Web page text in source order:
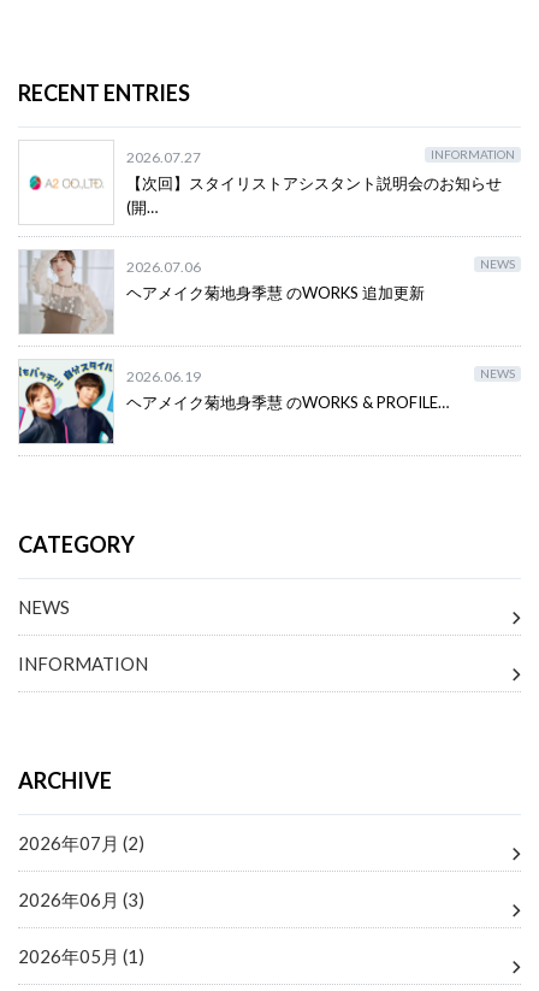
RECENT ENTRIES
2026.07.27 INFORMATION
【次回】スタイリストアシスタント説明会のお知らせ
(開…
2026.07.06 NEWS
ヘアメイク菊地身季慧 のWORKS 追加更新
2026.06.19 NEWS
ヘアメイク菊地身季慧 のWORKS & PROFILE…
CATEGORY
NEWS
INFORMATION
ARCHIVE
2026年07月 (2)
2026年06月 (3)
2026年05月 (1)